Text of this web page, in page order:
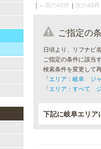
｜ ←前の40件 ｜ 次の40
ご指定の
日頃より、リフナビ
ご指定の条件に該当
検索条件を変更して
「エリア：岐阜 ジ
「エリア：すべて
下記に岐阜エリア